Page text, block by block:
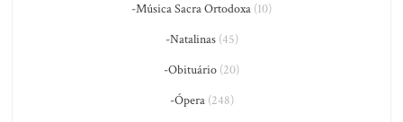
-Música Sacra Ortodoxa (10)
-Natalinas(45)
-Obituário (20)
-Ópera(248)